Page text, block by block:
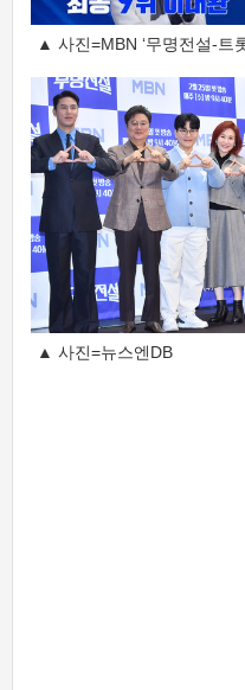
▲ 사진=MBN ‘무명전설-트
▲ 사진=뉴스엔DB